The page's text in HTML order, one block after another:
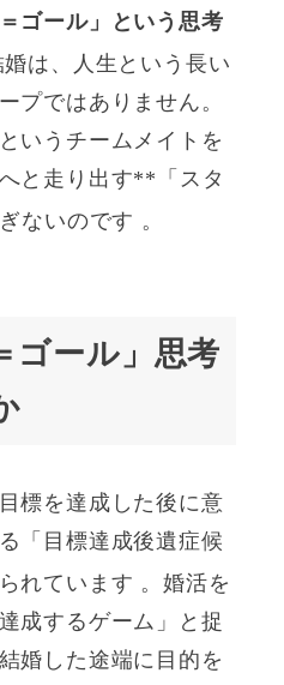
＝ゴール」という思考
婚は、人生という長い
プではありません。
いうチームメイトを
と走り出す**「スタ
ないのです 。
ゴール」思考
標を達成した後に意
「目標達成後遺症候
れています 。婚活を
成するゲーム」と捉
婚した途端に目的を